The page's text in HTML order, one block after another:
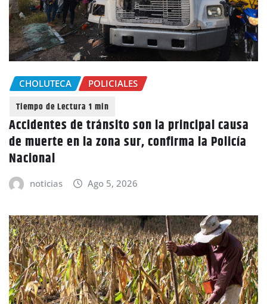
CHOLUTECA POLICIALES
Accidentes de tránsito son la principal causa
de muerte en la zona sur, confirma la Policía
Nacional
noticias Ago 5, 2026